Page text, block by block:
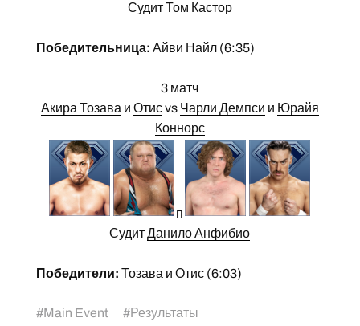
Судит Том Кастор
Победительница: Айви Найл (6:35)
3 матч
Акира Тозава и Отисvs Чарли Демпси и Юрайя
Коннорс
п
СудитДанило Анфибио
Победители: Тозава и Отис (6:03)
#Main Event #Результаты